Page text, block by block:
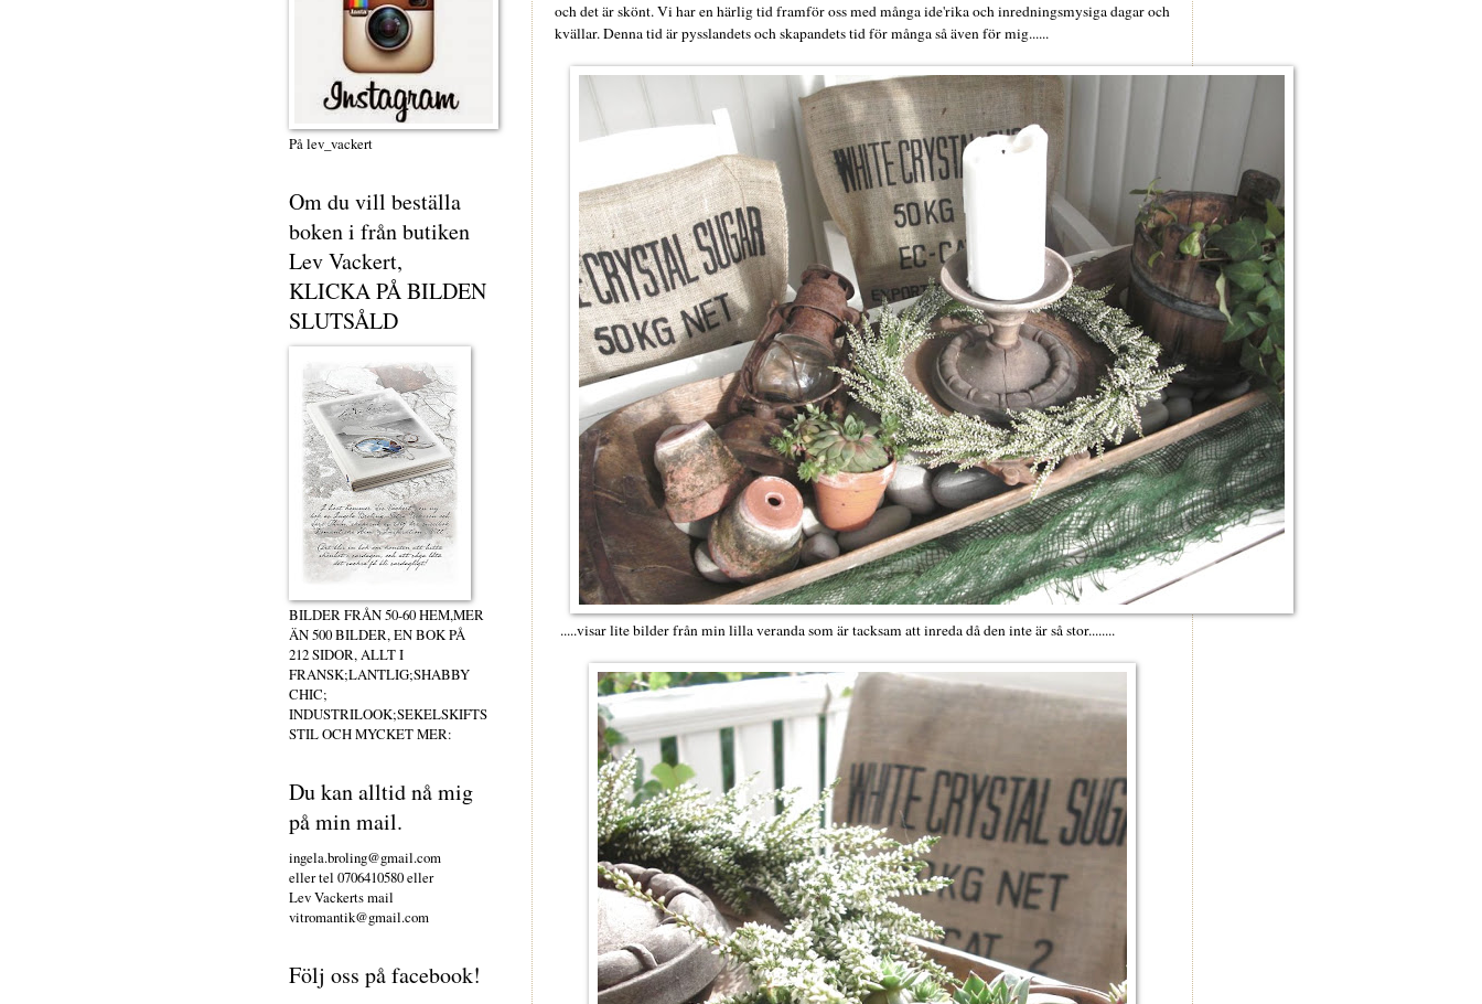
och det är skönt. Vi har en härlig tid framför oss med många ide'rika och inredningsmysiga dagar och
kvällar. Denna tid är pysslandets och skapandets tid för många så även för mig......
.....visar lite bilder från min lilla veranda som är tacksam att inreda då den inte är så stor........
På lev_vackert
Om du vill beställa
boken i från butiken
Lev Vackert,
KLICKA PÅ BILDEN
SLUTSÅLD
BILDER FRÅN 50-60 HEM,MER
ÄN 500 BILDER, EN BOK PÅ
212 SIDOR, ALLT I
FRANSK;LANTLIG;SHABBY
CHIC;
INDUSTRILOOK;SEKELSKIFTS
STIL OCH MYCKET MER:
Du kan alltid nå mig
på min mail.
ingela.broling@gmail.com
eller tel 0706410580 eller
Lev Vackerts mail
vitromantik@gmail.com
Följ oss på facebook!